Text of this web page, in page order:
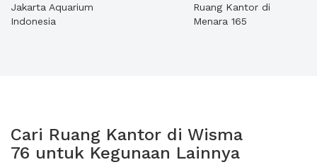
Jakarta Aquarium
Indonesia
Ruang Kantor di
Menara 165
Cari Ruang Kantor di Wisma
76 untuk Kegunaan Lainnya